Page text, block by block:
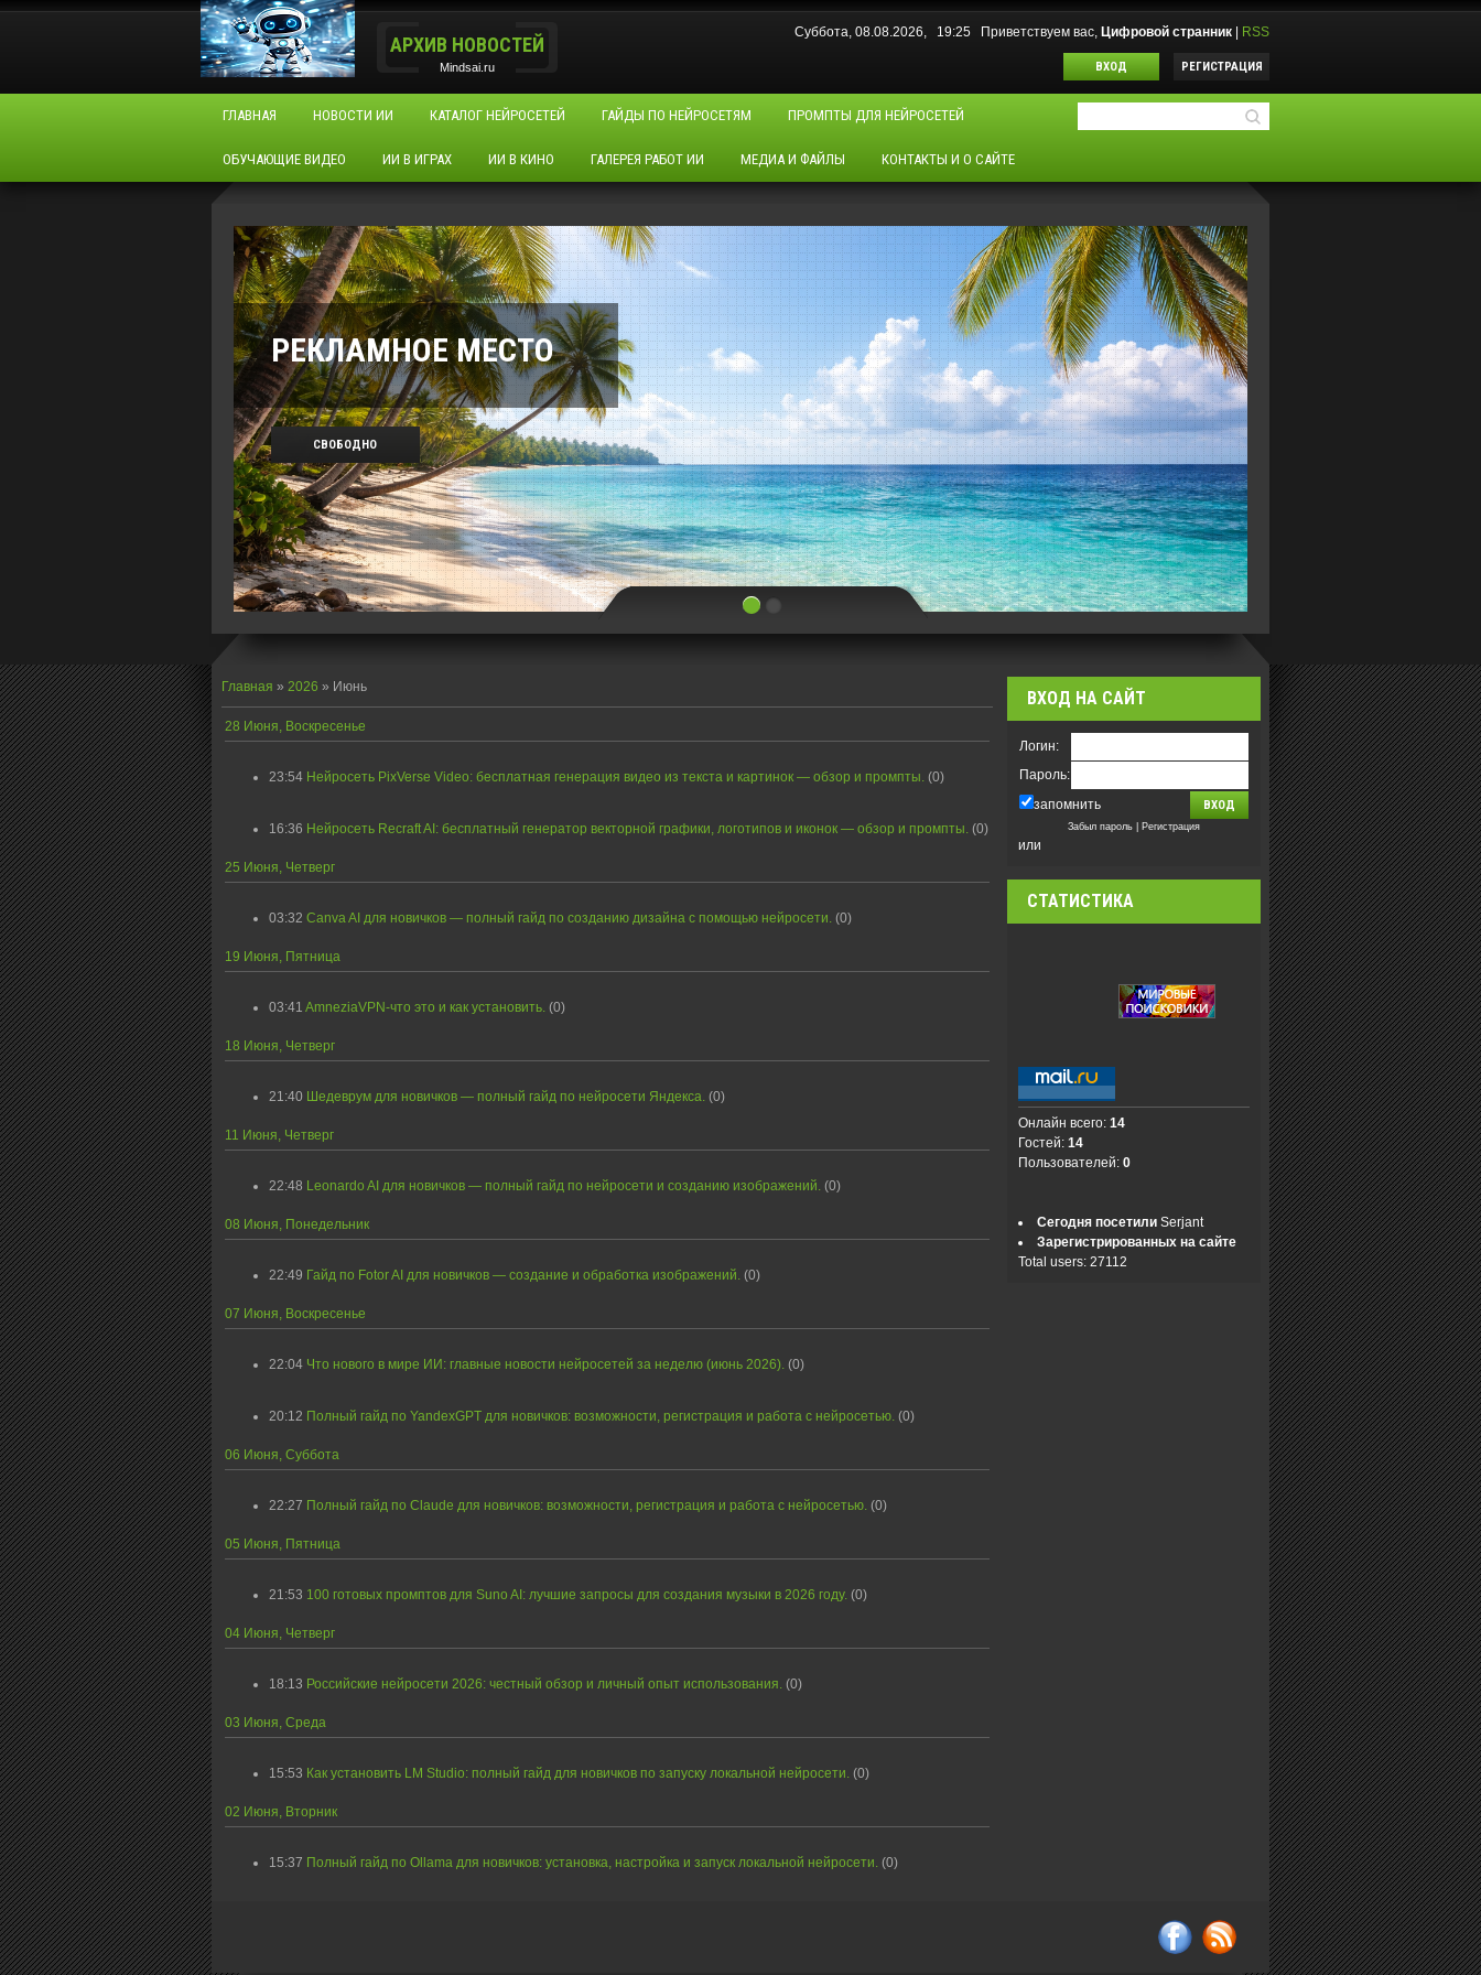
АРХИВ НОВОСТЕЙ
Mindsai.ru
Суббота, 08.08.2026, 19:25 Приветствуем вас, Цифровой странник RSS
ВХОД РЕГИСТРАЦИЯ
ГЛАВНАЯ НОВОСТИ ИИ КАТАЛОГ НЕЙРОСЕТЕЙ ГАЙДЫ ПО НЕЙРОСЕТЯМ ПРОМПТЫ ДЛЯ НЕЙРОСЕТЕЙ
ОБУЧАЮЩИЕ ВИДЕО ИИ В ИГРАХ ИИ В КИНО ГАЛЕРЕЯ РАБОТ ИИ МЕДИА И ФАЙЛЫ КОНТАКТЫ И О САЙТЕ
РЕКЛАМНОЕ МЕСТО
СВОБОДНО
Главная » 2026 » Июнь
28 Июня, Воскресенье
23:54 Нейросеть PixVerse Video: бесплатная генерация видео из текста и картинок — обзор и промпты. (0)
16:36 Нейросеть Recraft AI: бесплатный генератор векторной графики, логотипов и иконок — обзор и промпты. (0)
25 Июня, Четверг
03:32 Canva AI для новичков — полный гайд по созданию дизайна с помощью нейросети. (0)
19 Июня, Пятница
03:41 AmneziaVPN-что это и как установить. (0)
18 Июня, Четверг
21:40 Шедеврум для новичков — полный гайд по нейросети Яндекса. (0)
11 Июня, Четверг
22:48 Leonardo AI для новичков — полный гайд по нейросети и созданию изображений. (0)
08 Июня, Понедельник
22:49 Гайд по Fotor AI для новичков — создание и обработка изображений. (0)
07 Июня, Воскресенье
22:04 Что нового в мире ИИ: главные новости нейросетей за неделю (июнь 2026). (0)
20:12 Полный гайд по YandexGPT для новичков: возможности, регистрация и работа с нейросетью. (0)
06 Июня, Суббота
22:27 Полный гайд по Claude для новичков: возможности, регистрация и работа с нейросетью. (0)
05 Июня, Пятница
21:53 100 готовых промптов для Suno AI: лучшие запросы для создания музыки в 2026 году. (0)
04 Июня, Четверг
18:13 Российские нейросети 2026: честный обзор и личный опыт использования. (0)
03 Июня, Среда
15:53 Как установить LM Studio: полный гайд для новичков по запуску локальной нейросети. (0)
02 Июня, Вторник
15:37 Полный гайд по Ollama для новичков: установка, настройка и запуск локальной нейросети. (0)
ВХОД НА САЙТ
Логин:
Пароль:
запомнить
Забыл пароль Регистрация
или
СТАТИСТИКА
Онлайн всего: 14
Гостей: 14
Пользователей: 0
Сегодня посетили Serjant
Зарегистрированных на сайте
Total users: 27112